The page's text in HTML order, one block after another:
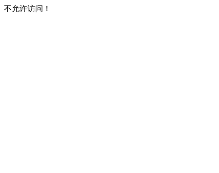
不允许访问！